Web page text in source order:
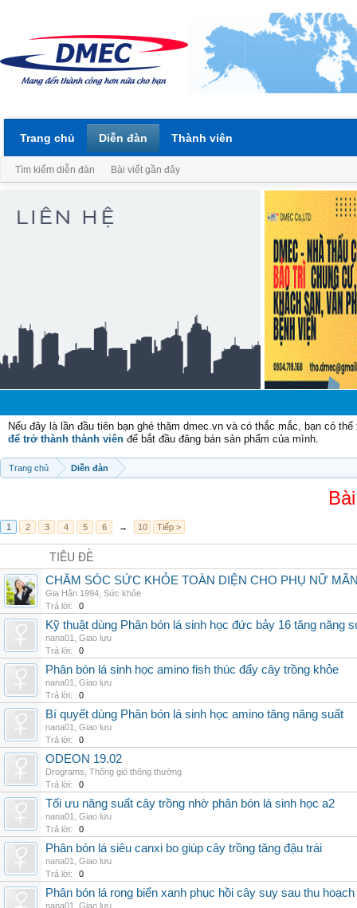
Nếu đây là lần đầu tiên bạn ghé thăm dmec.vn và có thắc mắc, bạn có
để trở thành thành viên để bắt đầu đăng bán sản phẩm của mình.
Trang chủ Diễn đàn
1 2 3 4 5 6 → 10 Tiếp >
TIÊU ĐỀ
CHĂM SÓC SỨC KHỎE TOÀN DIỆN CHO PHỤ NỮ
Gia Hân 1994 Sức khỏe
Trả lời:
0
Kỹ thuật dùng Phân bón lá sinh học đức bảy 16 tăng năng
nana01
Giao lưu
Trả lời:
0
Phân bón lá sinh học amino fish thúc đẩy cây trồng khỏe
nana01
Giao lưu
Trả lời:
0
Bí quyết dùng Phân bón lá sinh học amino tăng năng suất
nana01
Giao lưu
Trả lời:
0
ODEON 19.02
Drograms Thông gió thông thường
Trả lời:
0
Tối ưu năng suất cây trồng nhờ phân bón lá sinh học a2
nana01
Giao lưu
Trả lời:
0
Phân bón lá siêu canxi bo giúp cây trồng tăng đậu trái
nana01
Giao lưu
Trả lời:
0
Phân bón lá rong biển xanh phục hồi cây suy sau thu hoạch
nana01
Giao lưu
Trang chủ Diễn đàn
Tìm kiếm diễn đàn Bài viết gần đây
Thành viên